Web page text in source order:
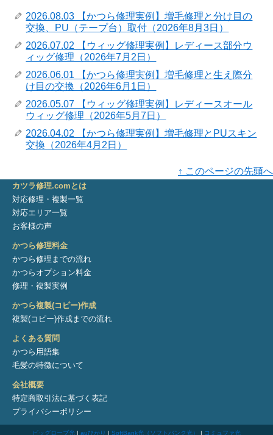
2026.08.03 【かつら修理実例】増毛修理と分け目の
交換、PU（テープ台）取付（2026年8月3日）
2026.07.02 【ウィッグ修理実例】レディース部分ウ
ィッグ修理（2026年7月2日）
2026.06.01 【かつら修理実例】増毛修理と生え際分
け目の交換（2026年6月1日）
2026.05.07 【ウィッグ修理実例】レディースオール
ウィッグ修理（2026年5月7日）
2026.04.02 【かつら修理実例】増毛修理とPUスキン
交換（2026年4月2日）
↑ このページの先頭へ
カツラ修理.comとは
対応修理・複製一覧
対応エリア一覧
お客様の声
かつら修理料金
かつら修理までの流れ
かつらオプション料金
修理・複製実例
かつら複製(コピー)作成
複製(コピー)作成までの流れ
よくある質問
かつら用語集
毛髪の特徴について
会社概要
特定商取引法に基づく表記
プライバシーポリシー
ビッグローブ光 auひかり SoftBank光（ソフトバンク光） コミュファ光